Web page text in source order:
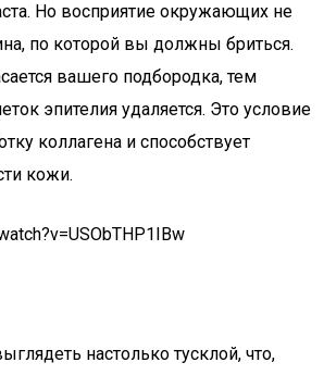
Но восприятие окружающих не
по которой вы должны бриться.
вашего подбородка, тем
эпителия удаляется. Это условие
коллагена и способствует
кожи.
настолько тусклой, что,